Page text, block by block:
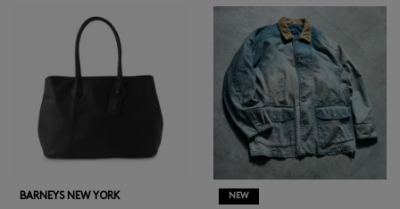
BARNEYS NEW YORK
NEW